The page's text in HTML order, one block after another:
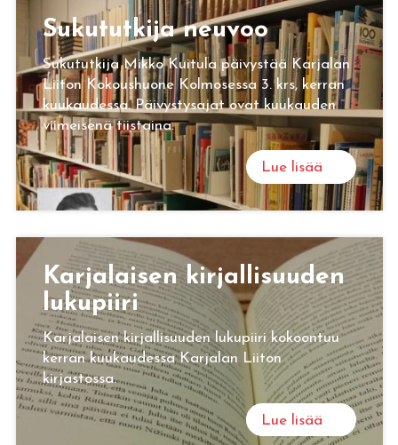
Su­ku­tut­ki­ja neu­voo
Sukututkija Mikko Kuitula päivystää Karjalan
Liiton Kokoushuone Kolmosessa 3. krs, kerran
kuukaudessa. Päivystysajat ovat kuukauden
viimeisenä tiistaina.
Lue lisää
Kar­ja­lai­sen kir­jal­li­suu­den
lu­ku­pii­ri
Karjalaisen kirjallisuuden lukupiiri kokoontuu
kerran kuukaudessa Karjalan Liiton
kirjastossa.
Lue lisää